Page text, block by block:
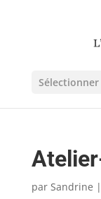
par Sandrine |